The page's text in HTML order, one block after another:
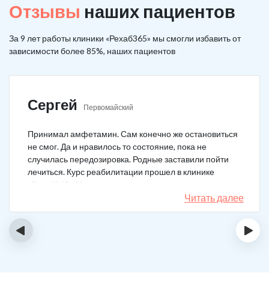
Отзывы наших пациентов
За 9 лет работы клиники «Рехаб365» мы смогли избавить от
зависимости более 85%, наших пациентов
Сергей Первомайский
Принимал амфетамин. Сам конечно же остановиться
не смог. Да и нравилось то состояние, пока не
случилась передозировка. Родные заставили пойти
лечиться. Курс реабилитации прошел в клинике
«Рехаб365». Много месяцев уже не принимаю.
Читать далее
‹ ›